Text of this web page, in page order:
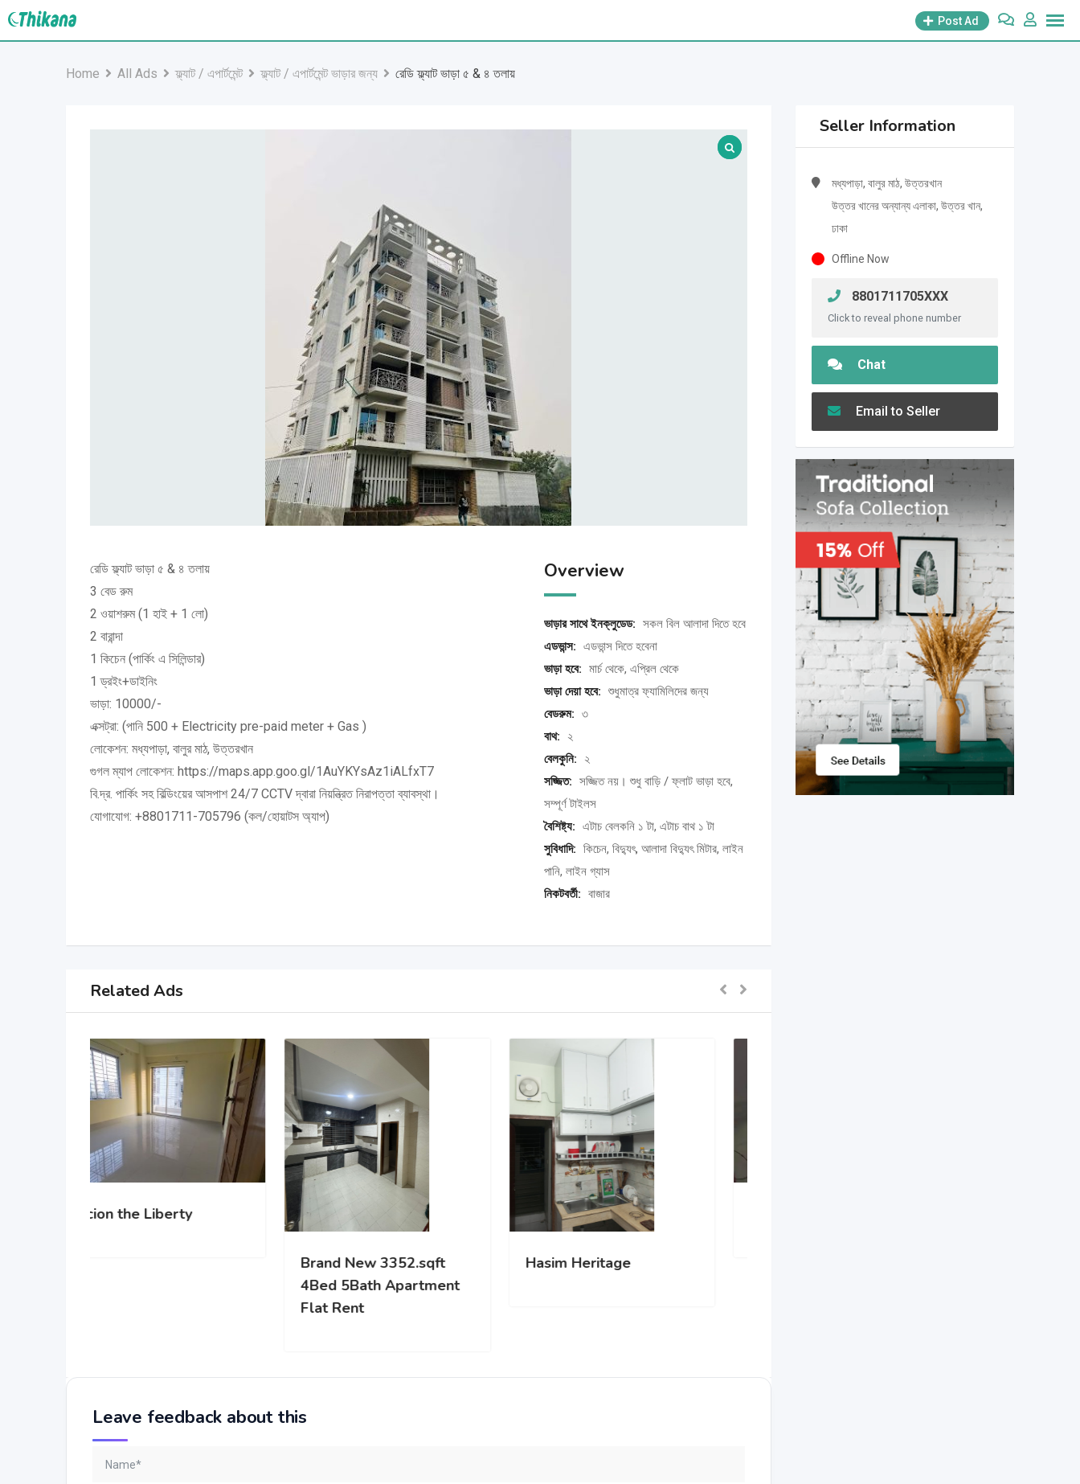
Skip
Post Ad
Home All Ads ফ্ল্যাট / এপার্টমেন্ট ফ্ল্যাট / এপার্টমেন্ট ভাড়ার জন্য রেডি ফ্ল্যাট ভাড়া ৫ & ৪ তলায়
রেডি ফ্ল্যাট ভাড়া ৫ & ৪ তলায়
3 বেড রুম
2 ওয়াশরুম (1 হাই + 1 লো)
2 বারান্দা
1 কিচেন (পার্কিং এ সিলিন্ডার)
1 ড্রইং+ডাইনিং
ভাড়া: 10000/-
এক্সট্রা: (পানি 500 + Electricity pre-paid meter + Gas )
লোকেশন: মধ্যপাড়া, বালুর মাঠ, উত্তরখান
গুগল ম্যাপ লোকেশন: https://maps.app.goo.gl/1AuYKYsAz1iALfxT7
বি.দ্র. পার্কিং সহ বিল্ডিংয়ের আসপাশ 24/7 CCTV দ্বারা নিয়ন্ত্রিত নিরাপত্তা ব্যাবস্থা।
যোগাযোগ: +8801711-705796 (কল/হোয়াটস অ্যাপ)
Overview
ভাড়ার সাথে ইনক্লুডেড: সকল বিল আলাদা দিতে হবে
এডভান্স: এডভান্স দিতে হবেনা
ভাড়া হবে: মার্চ থেকে, এপ্রিল থেকে
ভাড়া দেয়া হবে: শুধুমাত্র ফ্যামিলিদের জন্য
বেডরুম: ৩
বাথ:
২
বেলকুনি:
২
সজ্জিত: সজ্জিত নয়। শুধু বাড়ি / ফ্লাট ভাড়া হবে,
সম্পূর্ণ টাইলস
বৈশিষ্ট্য: এটাচ বেলকনি ১ টা, এটাচ বাথ ১ টা
সুবিধাদি: কিচেন, বিদ্যুৎ, আলাদা বিদ্যুৎ মিটার, লাইন
পানি, লাইন গ্যাস
নিকটবর্তী: বাজার
Related Ads
Scion the Liberty
Brand New 3352.sqft
4Bed 5Bath Apartment
Flat Rent
Hasim Heritage
Leave feedback about this
Seller Information
মধ্যপাড়া, বালুর মাঠ, উত্তরখান
উত্তর খানের অন্যান্য এলাকা, উত্তর খান,
ঢাকা
Offline Now
8801711705XXX
Click to reveal phone number
Chat
Email to Seller